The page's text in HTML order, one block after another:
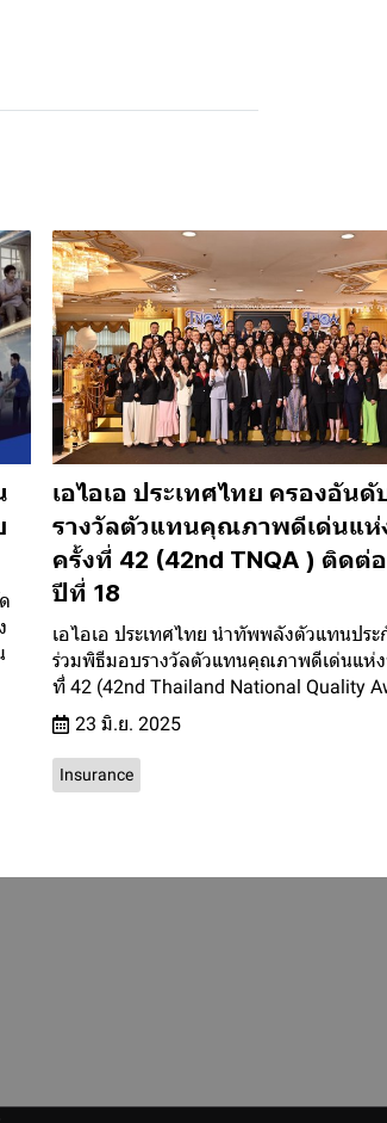
เอไอเอ ประเทศไทย ครองอันดั
รางวัลตัวแทนคุณภาพดีเด่นแห่
ครั้งที่ 42 (42nd TNQA ) ติดต่
ปีที่ 18
เอไอเอ ประเทศไทย นำทัพพลังตัวแทนปร
ร่วมพิธีมอบรางวัลตัวแทนคุณภาพดีเด่นแห่ง
ที่ 42 (42nd Thailand National Quality
23 มิ.ย. 2025
Insurance